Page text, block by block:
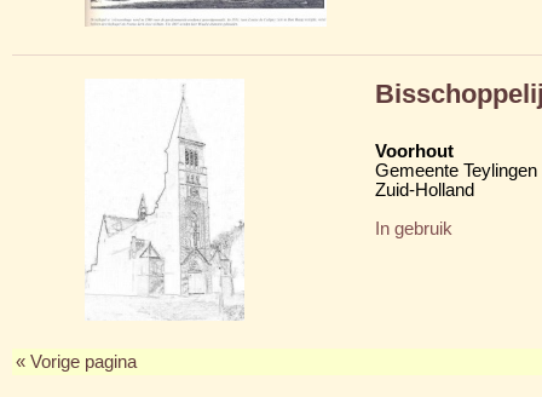
Voorhout
Gemeente Teylingen
Zuid-Holland
In gebruik
« Vorige pagina